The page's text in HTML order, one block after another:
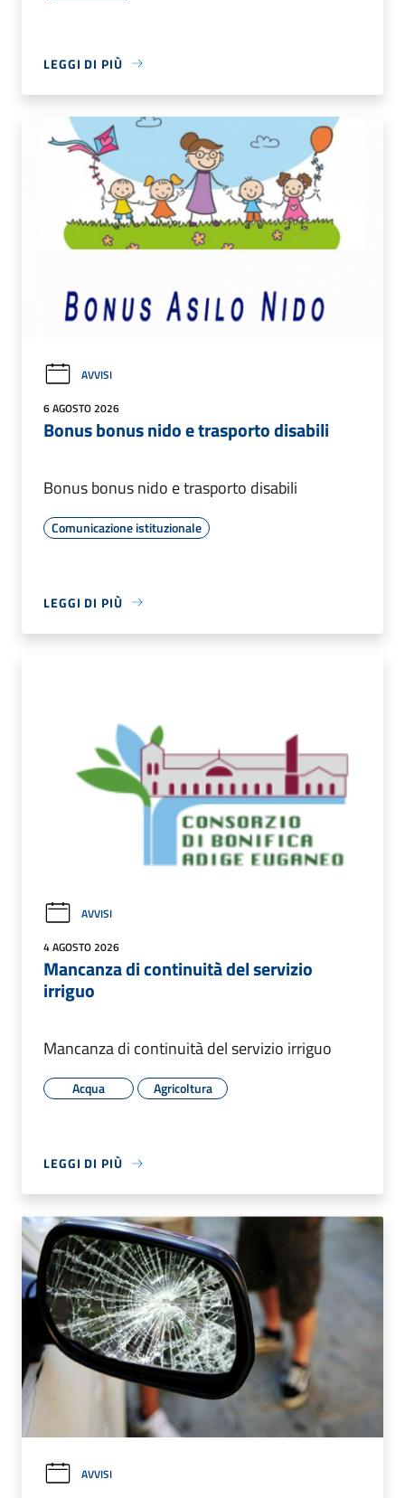
LEGGI DI PIÙ
AVVISI
6 AGOSTO 2026
Bonus bonus nido e trasporto disabili
Bonus bonus nido e trasporto disabili
Comunicazione istituzionale
LEGGI DI PIÙ
AVVISI
4 AGOSTO 2026
Mancanza di continuità del servizio
irriguo
Mancanza di continuità del servizio irriguo
Acqua Agricoltura
LEGGI DI PIÙ
AVVISI